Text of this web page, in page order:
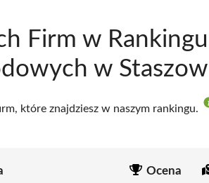
Firm w Rankingu
w
które znajdziesz w naszym rankingu.
Ocena